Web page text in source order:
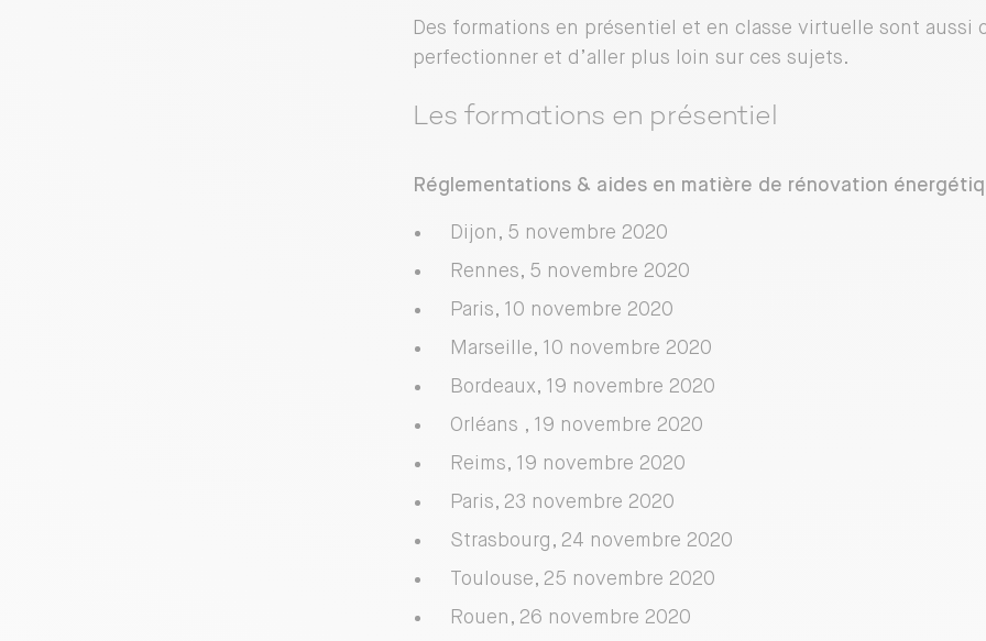
Des formations en présentiel et en classe virtuelle sont aussi
perfectionner et d’aller plus loin sur ces sujets.
Les formations en présentiel
Réglementations & aides en matière de rénovation
Dijon, 5 novembre 2020
Rennes, 5 novembre 2020
Paris, 10 novembre 2020
Marseille, 10 novembre 2020
Bordeaux, 19 novembre 2020
Orléans , 19 novembre 2020
Reims, 19 novembre 2020
Paris, 23 novembre 2020
Strasbourg, 24 novembre 2020
Toulouse, 25 novembre 2020
Rouen, 26 novembre 2020